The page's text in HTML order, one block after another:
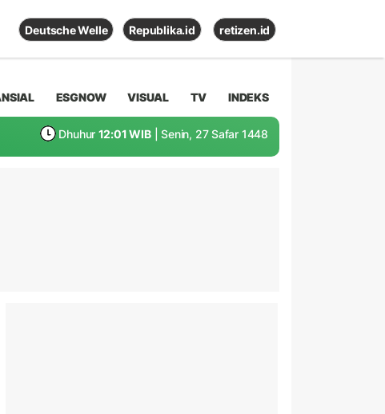
Deutsche Welle Republika.id retizen.id
ESGNOW VISUAL TV INDEKS
Dhuhur 12:01 WIB | Senin, 27 Safar 1448